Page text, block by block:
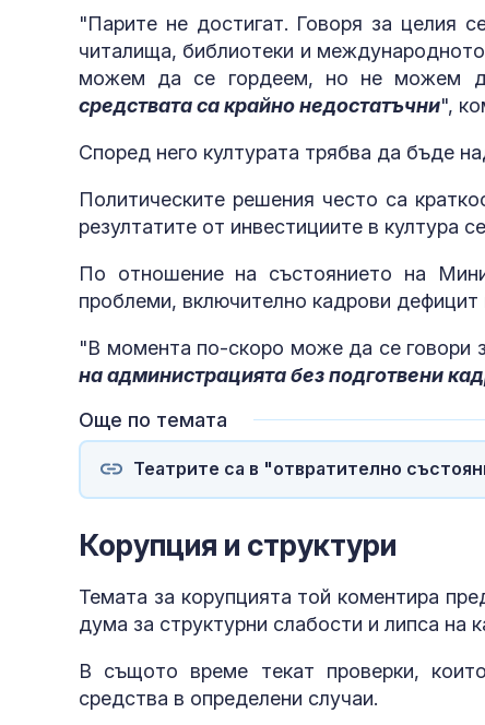
"Парите не достигат. Говоря за целия
читалища, библиотеки и
можем да се гордеем, но не можем
средствата са крайно недостатъчни",
Според него културата трябва да бъде
Политическите решения често са
резултатите от инвестициите в култура
По отношение на състоянието на
проблеми, включително кадрови дефицит
"В момента по-скоро може да се говори
на администрацията без подготвени
Още по темата
Театрите са в "отвратително
Корупция и структури
Темата за корупцията той коментира
дума за структурни слабости и липса на
В същото време текат проверки,
средства в определени случаи.